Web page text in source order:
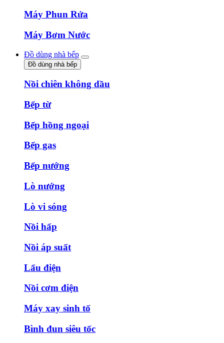
Máy Phun Rửa
Máy Bơm Nước
Đồ dùng nhà bếp
Đồ dùng nhà bếp
Nồi chiên không dầu
Bếp từ
Bếp hồng ngoại
Bếp gas
Bếp nướng
Lò nướng
Lò vi sóng
Nồi hấp
Nồi áp suất
Lẩu điện
Nồi cơm điện
Máy xay sinh tố
Bình đun siêu tốc